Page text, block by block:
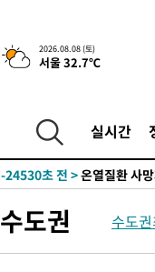
2026.08.08 (토)
서울 32.7℃
실시간
4시간 전 >[속보]뉴욕증시
-25779초 전 >
틀레티코 이적"
-25561초 전 >
수도권 40
-24530초 전 > 온열질환 사
-18475초 전 >강릉에 시간
-14582초 전 >
백운산서 80
수도권 수도